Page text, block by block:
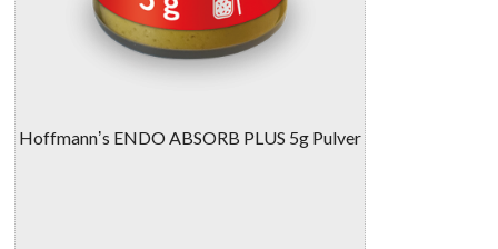
Hoffmannʼs ENDO ABSORB PLUS 5g Pulver